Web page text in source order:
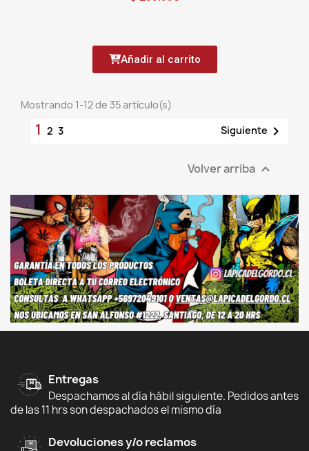
Añadir al carrito
Mostrando 1-12 de 35 artículo(s)
1 2 3 Siguiente 
Volver arriba 
Entregas
Despachamos al día hábil siguiente. Pedidos antes
de las 11 hrs son despachados el mismo día
Devoluciones y/o reclamos